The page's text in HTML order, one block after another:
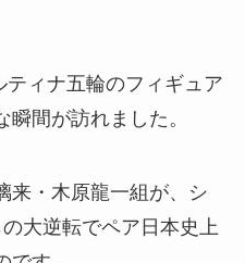
ィナ五輪のフィギュア
間が訪れました。
来・木原龍一組が、シ
大逆転でペア日本史上